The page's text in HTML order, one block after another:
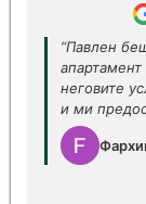
“Павлен
неговите
и ми